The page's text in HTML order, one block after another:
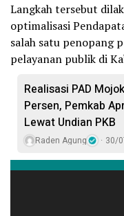
Langkah tersebut
optimalisasi
salah satu penopang
pelayanan publik di
Realisasi PAD
Persen, Pemkab
Lewat Undian PKB
Raden Agung 30/